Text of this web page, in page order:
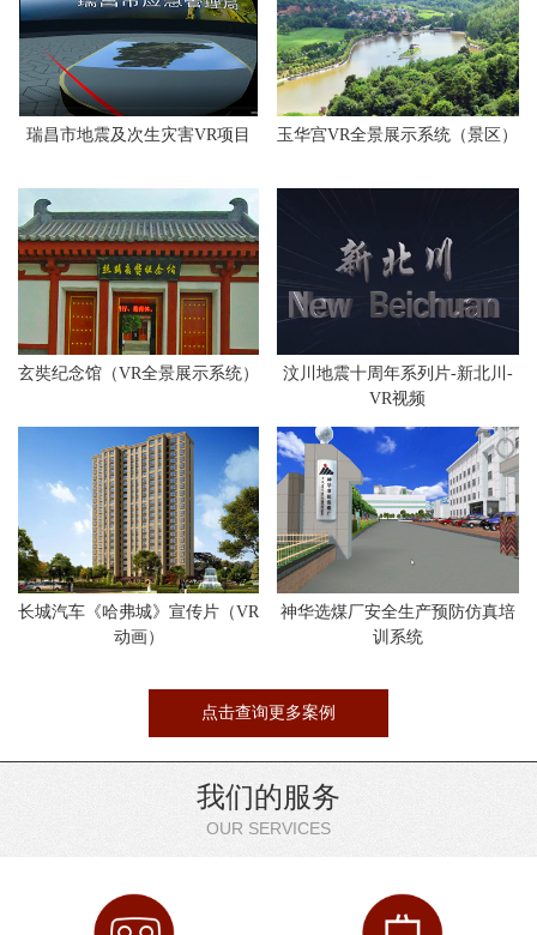
瑞昌市地震及次生灾害VR项目 玉华宫VR全景展示系统（景区）
玄奘纪念馆（VR全景展示系统）
汶川地震十周年系列片-新北川-
VR视频
长城汽车《哈弗城》宣传片（VR
动画）
神华选煤厂安全生产预防仿真培
训系统
点击查询更多案例
我们的服务
OUR SERVICES